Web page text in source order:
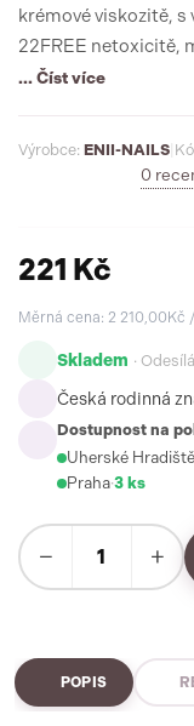
krémové viskozitě,
22FREE netoxicitě,
... Číst více
Výrobce: ENII-NAILS
0
221 Kč
Měrná cena: 2 210,00Kč
Skladem ·
Česká rodinná
Dostupnost na
Uherské Hradiště
Praha·3 ks
− +
POPIS